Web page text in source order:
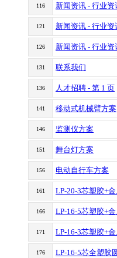
116
121
126
131 联系我们
136 人才招聘 - 第 1 页
141 移动式机械臂方案
146 监测仪方案
151 舞台灯方案
156 电动自行车方案
161
166
171
176